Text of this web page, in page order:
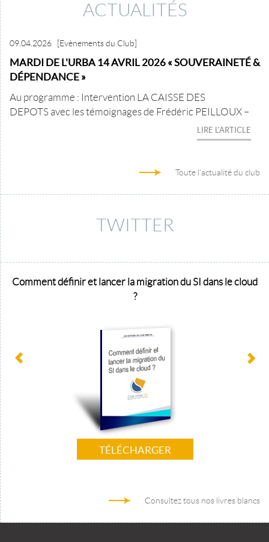
ACTUALITÉS
09.04.2026 [Evènements du Club]
MARDI DE L'URBA 14 AVRIL 2026 « SOUVERAINETÉ &
DÉPENDANCE »
Au programme : Intervention LA CAISSE DES
DEPOTS avec les témoignages de Frédéric PEILLOUX –
LIRE L'ARTICLE
Toute l'actualité du club
TWITTER
Comment définir et lancer la migration du SI dans le cloud
?
TÉLÉCHARGER
Consultez tous nos livres blancs